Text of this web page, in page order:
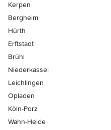
Kerpen
Bergheim
Hürth
Erftstadt
Brühl
Niederkassel
Leichlingen
Opladen
Köln-Porz
Wahn-Heide